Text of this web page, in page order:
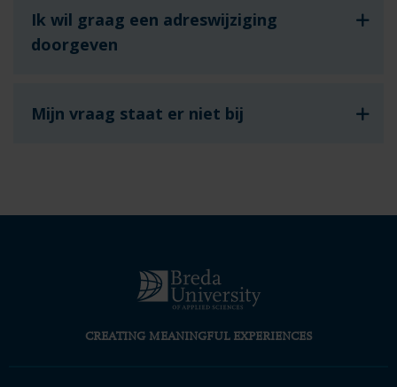
Ik wil graag een adreswijziging
doorgeven
Mijn vraag staat er niet bij
CREATING MEANINGFUL EXPERIENCES